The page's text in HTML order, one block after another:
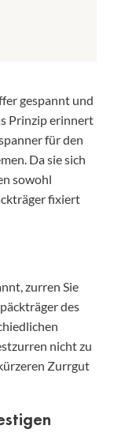
gespannt und
Prinzip erinnert
für den
Da sie sich
sowohl
fixiert
zurren Sie
des
nicht zu
Zurrgut